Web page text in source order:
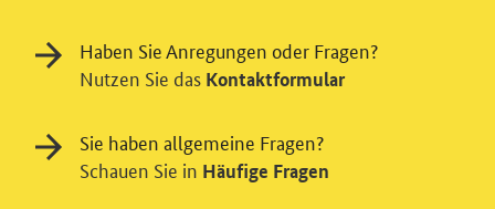
Haben Sie Anregungen oder Fragen?
Nutzen Sie das Kontaktformular
Sie haben allgemeine Fragen?
Schauen Sie in Häufige Fragen